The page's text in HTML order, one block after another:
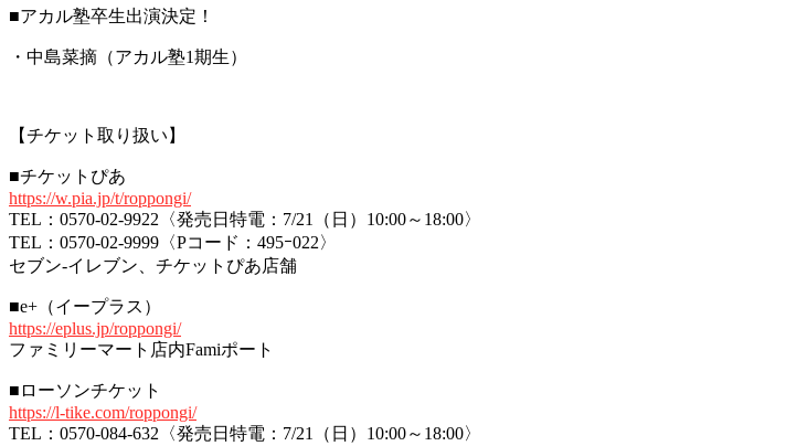
■アカル塾卒生出演決定！
・中島菜摘（アカル塾1期生）
【チケット取り扱い】
■チケットぴあ
https://w.pia.jp/t/roppongi/
TEL：0570-02-9922〈発売日特電：7/21（日）10:00～18:00〉
TEL：0570-02-9999〈Pコード：495ｰ022〉
セブン-イレブン、チケットぴあ店舗
■e+（イープラス）
https://eplus.jp/roppongi/
ファミリーマート店内Famiポート
■ローソンチケット
https://l-tike.com/roppongi/
TEL：0570-084-632〈発売日特電：7/21（日）10:00～18:00〉